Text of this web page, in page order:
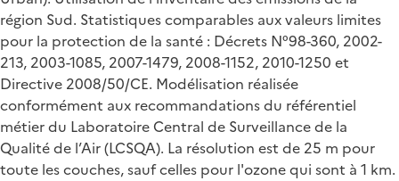
région Sud. Statistiques comparables aux valeurs limites
pour la protection de la santé : Décrets N°98-360, 2002-
213, 2003-1085, 2007-1479, 2008-1152, 2010-1250 et
Directive 2008/50/CE. Modélisation réalisée
conformément aux recommandations du référentiel
métier du Laboratoire Central de Surveillance de la
Qualité de l’Air (LCSQA). La résolution est de 25 m pour
toute les couches, sauf celles pour l'ozone qui sont à 1 km.